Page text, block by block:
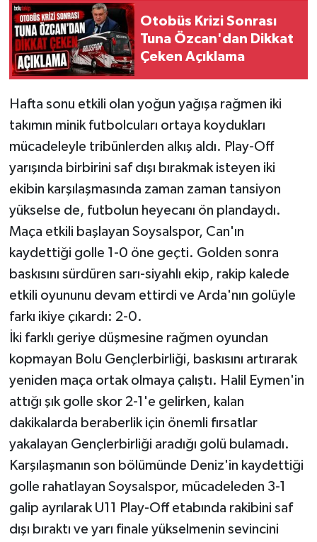
Otobüs Krizi Sonrası
Tuna Özcan'dan Dikkat
Çeken Açıklama
Hafta sonu etkili olan yoğun yağışa rağmen iki
takımın minik futbolcuları ortaya koydukları
mücadeleyle tribünlerden alkış aldı. Play-Off
yarışında birbirini saf dışı bırakmak isteyen iki
ekibin karşılaşmasında zaman zaman tansiyon
yükselse de, futbolun heyecanı ön plandaydı.
Maça etkili başlayan Soysalspor, Can'ın
kaydettiği golle 1-0 öne geçti. Golden sonra
baskısını sürdüren sarı-siyahlı ekip, rakip kalede
etkili oyununu devam ettirdi ve Arda'nın golüyle
farkı ikiye çıkardı: 2-0.
İki farklı geriye düşmesine rağmen oyundan
kopmayan Bolu Gençlerbirliği, baskısını artırarak
yeniden maça ortak olmaya çalıştı. Halil Eymen'in
attığı şık golle skor 2-1'e gelirken, kalan
dakikalarda beraberlik için önemli fırsatlar
yakalayan Gençlerbirliği aradığı golü bulamadı.
Karşılaşmanın son bölümünde Deniz'in kaydettiği
golle rahatlayan Soysalspor, mücadeleden 3-1
galip ayrılarak U11 Play-Off etabında rakibini saf
dışı bıraktı ve yarı finale yükselmenin sevincini